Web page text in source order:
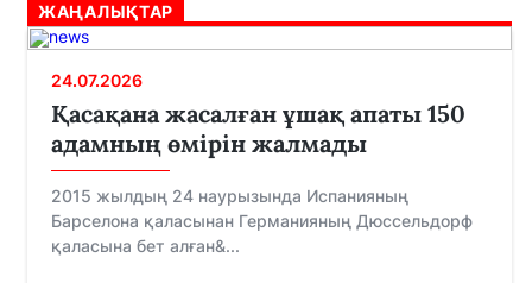
ЖАҢАЛЫҚТАР
24.07.2026
Қасақана жасалған ұшақ апаты 150
адамның өмірін жалмады
2015 жылдың 24 наурызында Испанияның
Барселона қаласынан Германияның Дюссельдорф
қаласына бет алған&...